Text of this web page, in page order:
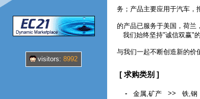
visitors: 8992
务；产品主要应用于汽车，
的产品已服务于美国，荷兰
我们始终坚持"诚信双赢"
与我们一起不断创造新的价
[ 求购类别 ]
- 金属,矿产 >>
铁,钢